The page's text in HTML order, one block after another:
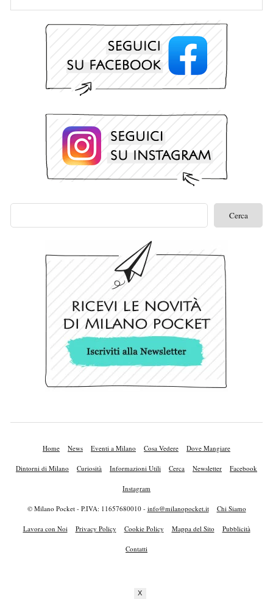
Home News Eventi a Milano Cosa Vedere Dove Mangiare
Dintorni di Milano Curiosità Informazioni Utili Cerca Newsletter Facebook
Instagram
© Milano Pocket - P.IVA: 11657680010 - info@milanopocket.it Chi Siamo
Lavora con Noi Privacy Policy Cookie Policy Mappa del Sito Pubblicità
Contatti
X